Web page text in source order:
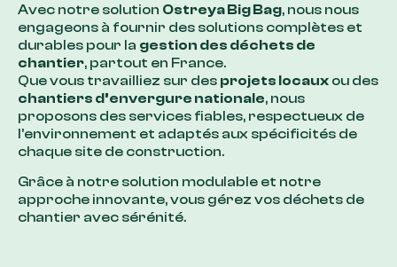
Avec notre solution Ostreya Big Bag, nous nous
engageons à fournir des solutions complètes et
durables pour la gestion des déchets de
chantier, partout en France.
Que vous travailliez sur des projets locaux ou des
chantiers d’envergure nationale, nous
proposons des services fiables, respectueux de
l’environnement et adaptés aux spécificités de
chaque site de construction.
Grâce à notre solution modulable et notre
approche innovante, vous gérez vos déchets de
chantier avec sérénité.